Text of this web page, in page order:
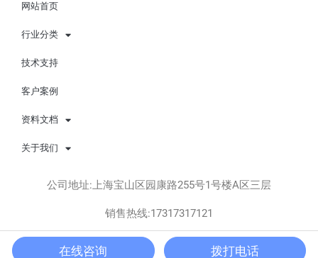
网站首页
行业分类
技术支持
客户案例
资料文档
关于我们
公司地址:上海宝山区园康路255号1号楼A区三层
销售热线:17317317121
Copyright © 上海松夏减震器有限公司 版权所有 All rights
在线咨询 拨打电话